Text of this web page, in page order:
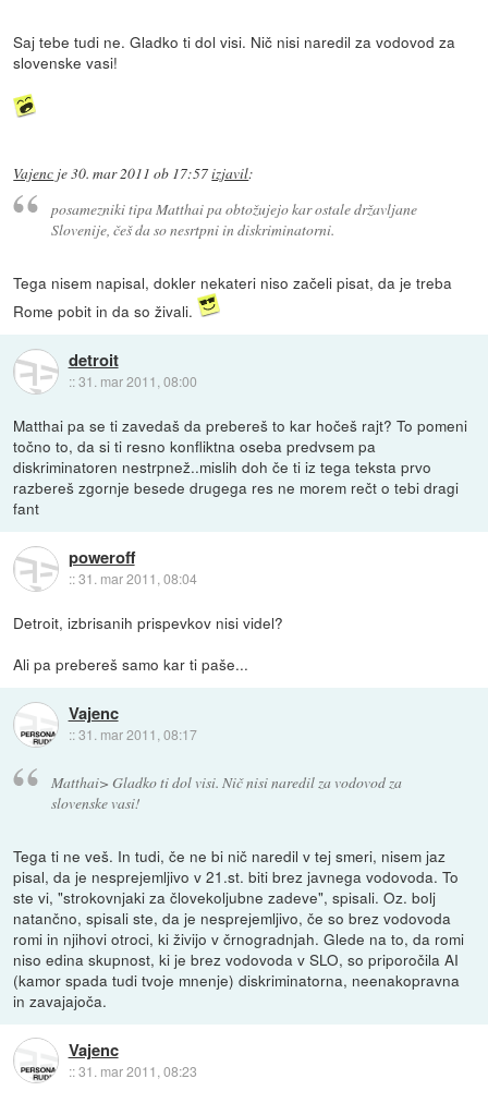
Saj tebe tudi ne. Gladko ti dol visi. Nič nisi naredil za vodovod za
slovenske vasi!
Vajenc je30. mar 2011 ob 17:57izjavil:
posamezniki tipa Matthai pa obtožujejo kar ostale državljane
Slovenije, češ da so nesrtpni in diskriminatorni.
Tega nisem napisal, dokler nekateri niso začeli pisat, da je treba
Rome pobit in da so živali.
detroit
::31. mar 2011, 08:00
Matthai pa se ti zavedaš da prebereš to kar hočeš rajt? To pomeni
točno to, da si ti resno konfliktna oseba predvsem pa
diskriminatoren nestrpnež..mislih doh če ti iz tega teksta prvo
razbereš zgornje besede drugega res ne morem rečt o tebi dragi
fant
poweroff
::31. mar 2011, 08:04
Detroit, izbrisanih prispevkov nisi videl?
Ali pa prebereš samo kar ti paše...
Vajenc
::31. mar 2011, 08:17
Matthai> Gladko ti dol visi. Nič nisi naredil za vodovod za
slovenske vasi!
Tega ti ne veš. In tudi, če ne bi nič naredil v tej smeri, nisem jaz
pisal, da je nesprejemljivo v 21.st. biti brez javnega vodovoda. To
ste vi, "strokovnjaki za človekoljubne zadeve", spisali. Oz. bolj
natančno, spisali ste, da je nesprejemljivo, če so brez vodovoda
romi in njihovi otroci, ki živijo v črnogradnjah. Glede na to, da romi
niso edina skupnost, ki je brez vodovoda v SLO, so priporočila AI
(kamor spada tudi tvoje mnenje) diskriminatorna, neenakopravna
in zavajajoča.
Vajenc
::31. mar 2011, 08:23